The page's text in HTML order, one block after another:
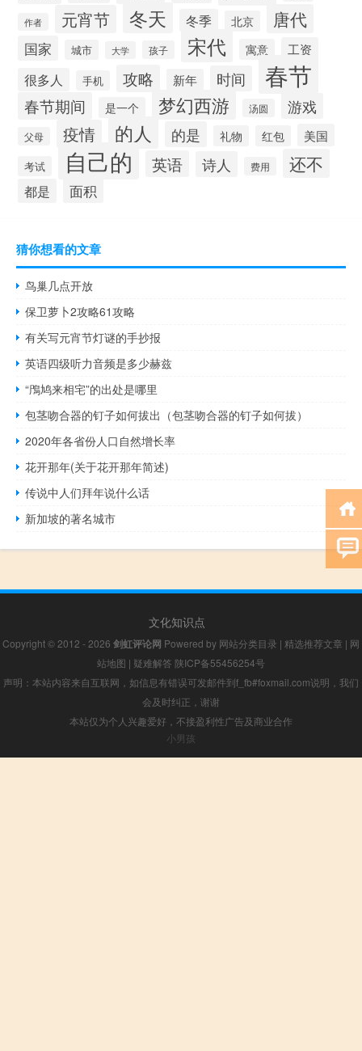
作者 元宵节 冬天 冬季 北京 唐代
国家 城市 大学 孩子 宋代 寓意 工资
很多人 手机 攻略 新年 时间 春节
春节期间 是一个 梦幻西游 汤圆 游戏
父母 疫情 的人 的是 礼物 红包 美国
考试 自己的 英语 诗人 费用 还不
都是 面积
猜你想看的文章
鸟巢几点开放
保卫萝卜2攻略61攻略
有关写元宵节灯谜的手抄报
英语四级听力音频是多少赫兹
“鳲鸠来相宅”的出处是哪里
包茎吻合器的钉子如何拔出（包茎吻合器的钉子如何拔）
2020年各省份人口自然增长率
花开那年(关于花开那年简述)
传说中人们拜年说什么话
新加坡的著名城市
文化知识点
Copyright © 2012 - 2026 剑虹评论网 Powered by 网站分类目录 | 精选推荐文章 | 网
站地图 | 疑难解答 陕ICP备55456254号
声明：本站内容来自互联网，如信息有错误可发邮件到f_fb#foxmail.com说明，我们
会及时纠正，谢谢
本站仅为个人兴趣爱好，不接盈利性广告及商业合作
小男孩